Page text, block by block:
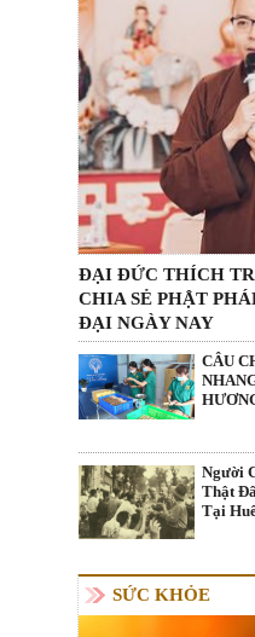
ĐẠI ĐỨC THÍCH
CHIA SẺ PHẬT
ĐẠI NGÀY NAY
CÂU
Người
Thật
Tại
SỨC KHỎE